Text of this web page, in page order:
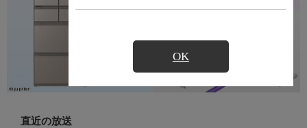
OK
直近の放送